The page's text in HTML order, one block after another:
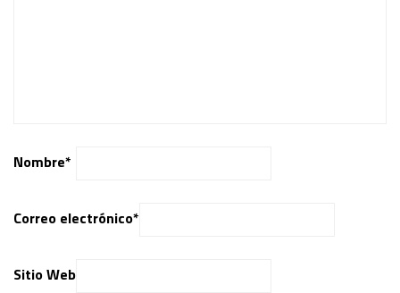
Nombre*
Correo electrónico*
Sitio Web